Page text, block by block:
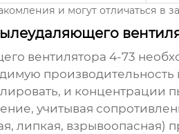
и могут отличаться в
вентилятора 4-73
и концентрации
учитывая
липкая, взрывоопасная)